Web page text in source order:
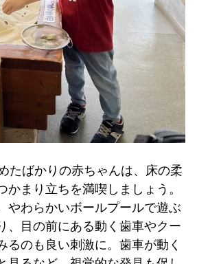
たばかりの赤ちゃんは、床の柔
まり立ちを満喫しましょう。
やわらかいボールプールで遊ぶ
、目の前にある動く歯車やクー
のも良い刺激に。歯車が動く